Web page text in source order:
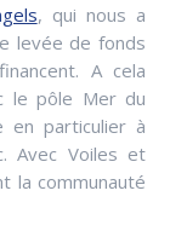
, qui nous a
levée de fonds
A cela
le pôle Mer du
en particulier à
Avec Voiles et
la communauté